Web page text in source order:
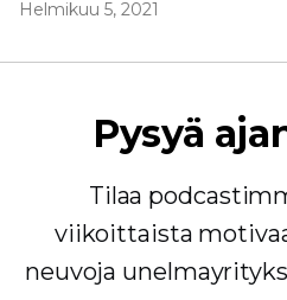
Helmikuu 5, 2021
Pysyä
Tilaa
viikoittaista
neuvoja